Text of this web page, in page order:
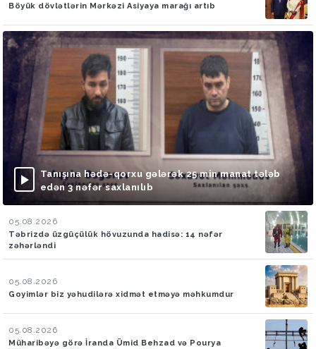
Böyük dövlətlərin Mərkəzi Asiyaya marağı artıb
Tanışına hədə-qorxu gələrək 25 min manat tələb
edən 3 nəfər saxlanılıb
05.08.2026
Təbrizdə üzgüçülük hövuzunda hadisə: 14 nəfər
zəhərləndi
05.08.2026
Goyimlər biz yəhudilərə xidmət etməyə məhkumdur
05.08.2026
Müharibəyə görə İranda Ümid Behzad və Pourya